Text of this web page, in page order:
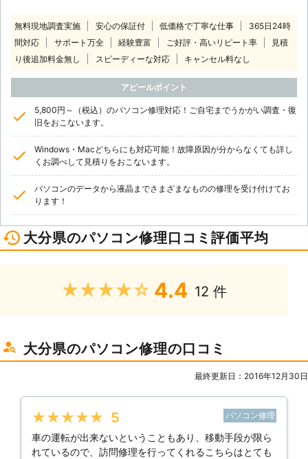
無料現地調査実施 安心の保証付 低価格で丁寧な仕事
365日24時
間対応
サポート万全 経験豊富 ご好評・高いリピート率
見積
り後追加料金無し
スピーディーな対応 キャンセル料なし
アピールポイント
5,800円～（税込）のパソコン修理対応！ご自宅までうかがい調査・復
旧をおこないます。
Windows・Macどちらにも対応可能！故障原因が分からなくても詳し
くお調べして見積りをおこないます。
パソコンのデータから液晶までさまざまなものの修理を受け付けてお
ります！
大分県のパソコン修理口コミ評価平均
★★★★★ 4.4 12 件
大分県のパソコン修理の口コミ
最終更新日：2016年12月30日
★★★★★ 5 パソコン修理
車の運転が出来ないということもあり、移動手段が限ら
れているので、訪問修理を行ってくれるこちらはとても